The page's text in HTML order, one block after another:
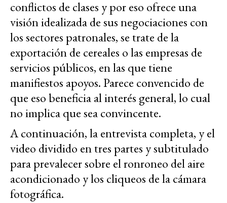
conflictos de clases y por eso ofrece una
visión idealizada de sus negociaciones con
los sectores patronales, se trate de la
exportación de cereales o las empresas de
servicios públicos, en las que tiene
manifiestos apoyos. Parece convencido de
que eso beneficia al interés general, lo cual
no implica que sea convincente.
A continuación, la entrevista completa, y el
video dividido en tres partes y subtitulado
para prevalecer sobre el ronroneo del aire
acondicionado y los cliqueos de la cámara
fotográfica.